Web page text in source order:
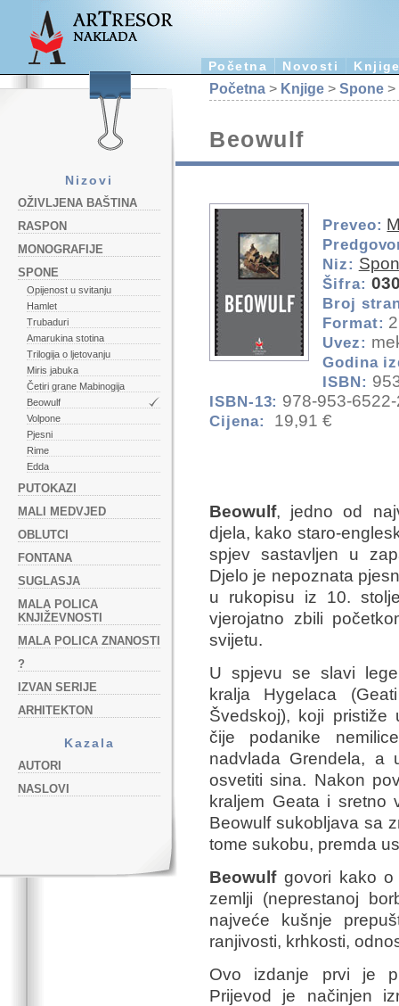
Početna Novosti
Nizovi
OŽIVLJENA BAŠTINA
RASPON
MONOGRAFIJE
SPONE
Opijenost u svitanju
Hamlet
Trubaduri
Amarukina stotina
Trilogija o ljetovanju
Miris jabuka
Četiri grane Mabinogija
Beowulf
Volpone
Pjesni
Rime
Edda
PUTOKAZI
MALI MEDVJED
OBLUTCI
FONTANA
SUGLASJA
MALA POLICA
KNJIŽEVNOSTI
MALA POLICA ZNANOSTI
?
IZVAN SERIJE
ARHITEKTON
Kazala
AUTORI
NASLOVI
Početna > Knjige > Spone >
Beowulf
Preveo:
Niz:
Šifra:
Broj
Format:
Uvez:
Godina
ISBN:
ISBN-13: 978-953-
Cijena: 19,91 €
Beowulf, jedno od
djela, kako staro-
spjev sastavljen u
Djelo je nepoznata
u rukopisu iz 10.
vjerojatno zbili
svijetu.
U spjevu se slavi
kralja Hygelaca
Švedskoj), koji pristiže
čije podanike
nadvlada Grendela, a
osvetiti sina. Nakon
kraljem Geata i sretno
Beowulf sukobljava sa
tome sukobu, premda
Beowulfgovori kako o
zemlji (neprestanoj
najveće kušnje
ranjivosti, krhkosti,
Ovo izdanje prvi je
Prijevod je načinjen